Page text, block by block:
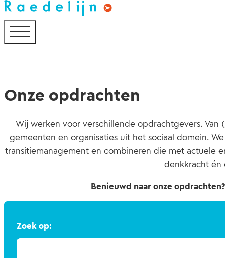
Onze opdrachten
Wij werken voor verschillende opdrachtgevers.
gemeenten en organisaties uit het sociaal domein.
transitiemanagement en combineren die met actuele
denkkracht én
Benieuwd naar onze
Zoek op: